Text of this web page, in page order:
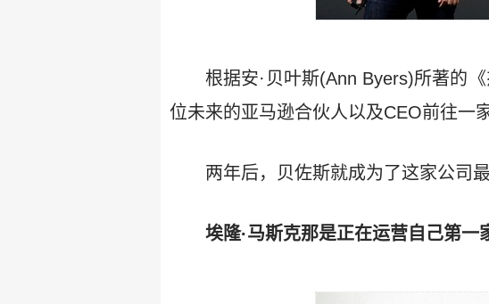
根据安·贝叶斯(Ann Byers)所著的
位未来的亚马逊合伙人以及CEO前往一
两年后，贝佐斯就成为了这家公司
埃隆·马斯克那是正在运营自己第一